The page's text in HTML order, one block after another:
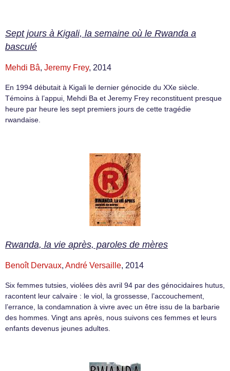
Sept jours à Kigali, la semaine où le Rwanda a
basculé
Mehdi Bâ, Jeremy Frey, 2014
En 1994 débutait à Kigali le dernier génocide du XXe siècle.
Témoins à l’appui, Mehdi Ba et Jeremy Frey reconstituent presque
heure par heure les sept premiers jours de cette tragédie
rwandaise.
Rwanda, la vie après, paroles de mères
Benoît Dervaux, André Versaille, 2014
Six femmes tutsies, violées dès avril 94 par des génocidaires hutus,
racontent leur calvaire : le viol, la grossesse, l’accouchement,
l’errance, la condamnation à vivre avec un être issu de la barbarie
des hommes. Vingt ans après, nous suivons ces femmes et leurs
enfants devenus jeunes adultes.